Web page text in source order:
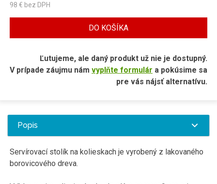
98 € bez DPH
DO KOŠÍKA
Ľutujeme, ale daný produkt už nie je dostupný.
V prípade záujmu nám vyplňte formulár a pokúsime sa
pre vás nájsť alternatívu.
Popis
Servírovací stolík na kolieskach je vyrobený z lakovaného
borovicového dreva.